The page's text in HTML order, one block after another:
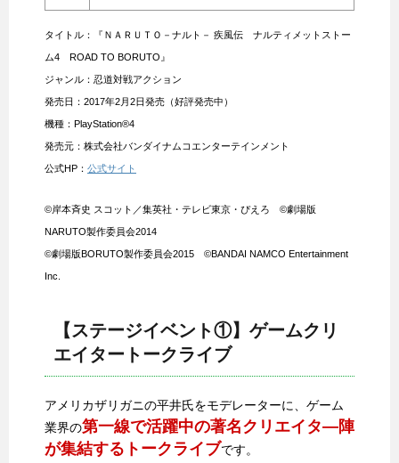
タイトル：『ＮＡＲＵＴＯ－ナルト－ 疾風伝 ナルティメットストー
ム4 ROAD TO BORUTO』
ジャンル：忍道対戦アクション
発売日：2017年2月2日発売（好評発売中）
機種：PlayStation®4
発売元：株式会社バンダイナムコエンターテインメント
公式HP： 公式サイト
©岸本斉史 スコット／集英社・テレビ東京・ぴえろ ©劇場版
NARUTO製作委員会2014
©劇場版BORUTO製作委員会2015 ©BANDAI NAMCO Entertainment
Inc.
【ステージイベント①】ゲームクリ
エイタートークライブ
アメリカザリガニの平井氏をモデレーターに、ゲーム
業界の第一線で活躍中の著名クリエイタ―陣
が集結するトークライブです。